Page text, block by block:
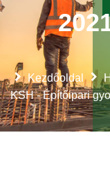
Kezdőoldal
KSH - Építőipari